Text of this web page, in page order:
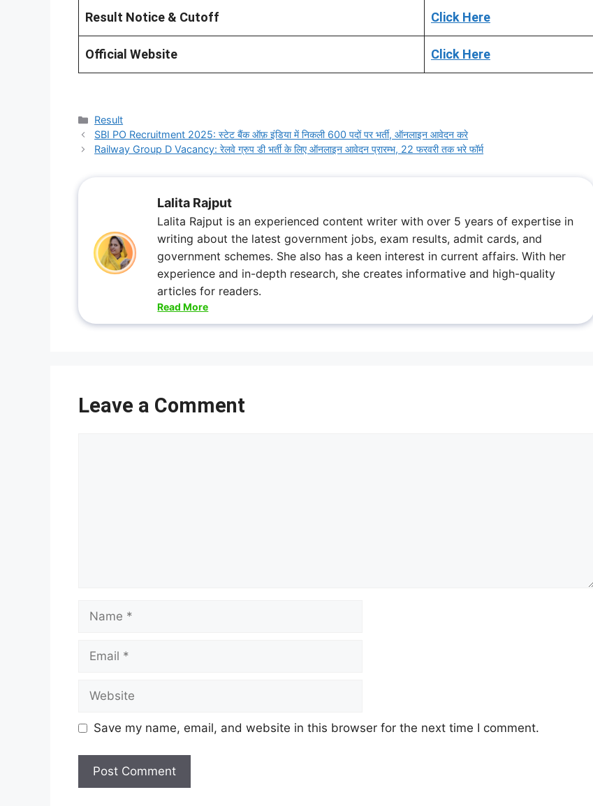
Result Notice & Cutoff Click Here
Official Website Click Here
Categories
Result
SBI PO Recruitment 2025: स्टेट बैंक ऑफ़ इंडिया में निकली 600 पदों पर भर्ती, ऑनलाइन आवेदन करे
Railway Group D Vacancy: रेलवे ग्रुप डी भर्ती के लिए ऑनलाइन आवेदन प्रारम्भ, 22 फरवरी तक भरे फॉर्म
Lalita Rajput
Lalita Rajput is an experienced content writer with over 5 years of expertise in
writing about the latest government jobs, exam results, admit cards, and
government schemes. She also has a keen interest in current affairs. With her
experience and in-depth research, she creates informative and high-quality
articles for readers.
Read More
Leave a Comment
Name
Email
Website
Save my name, email, and website in this browser for the next time I comment.